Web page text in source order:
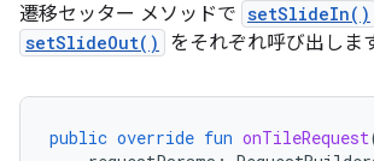
遷移セッター メソッドで setSlideIn()
setSlideOut() をそれぞれ呼び出します
public override fun onTileRequest